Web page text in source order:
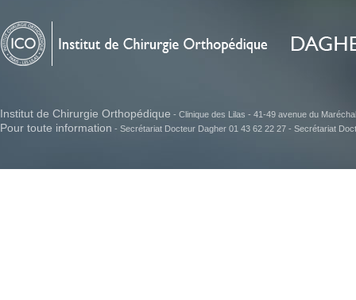
Institut de Chirurgie Orthopédique - Clinique des Lilas - 41-49 avenue du
Pour toute information - Secrétariat Docteur Dagher 01 43 62 22 27 - Secrétariat